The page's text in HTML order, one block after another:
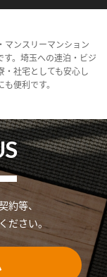
マンスリーマンション
。埼玉への連泊・ビジ
・社宅としても安心し
便利です。
等、
ださい。